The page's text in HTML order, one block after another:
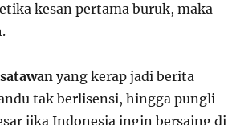
kesan pertama buruk, maka
yang kerap jadi berita
tak berlisensi, hingga pungli
jika Indonesia ingin bersaing di